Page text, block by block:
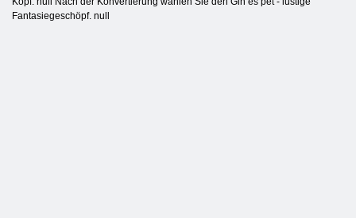
Fantasiegeschöpf. null